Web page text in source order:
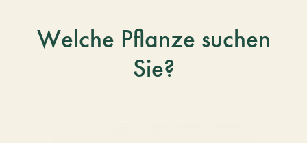
Welche Pflanze suchen
Sie?